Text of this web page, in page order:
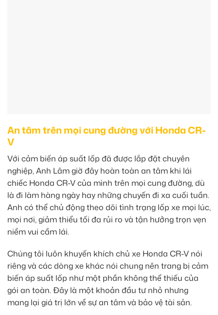
An tâm trên mọi cung đường với Honda CR-
V
Với cảm biến áp suất lốp đã được lắp đặt chuyên
nghiệp, Anh Lâm giờ đây hoàn toàn an tâm khi lái
chiếc Honda CR-V của mình trên mọi cung đường, dù
là đi làm hàng ngày hay những chuyến đi xa cuối tuần.
Anh có thể chủ động theo dõi tình trạng lốp xe mọi lúc,
mọi nơi, giảm thiểu tối đa rủi ro và tận hưởng trọn vẹn
niềm vui cầm lái.
Chúng tôi luôn khuyến khích chủ xe Honda CR-V nói
riêng và các dòng xe khác nói chung nên trang bị cảm
biến áp suất lốp như một phần không thể thiếu của
gói an toàn. Đây là một khoản đầu tư nhỏ nhưng
mang lại giá trị lớn về sự an tâm và bảo vệ tài sản.